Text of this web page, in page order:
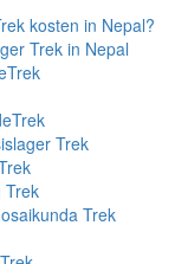
kosten in Nepal?
Trek in Nepal
Trek
Trek
Trek